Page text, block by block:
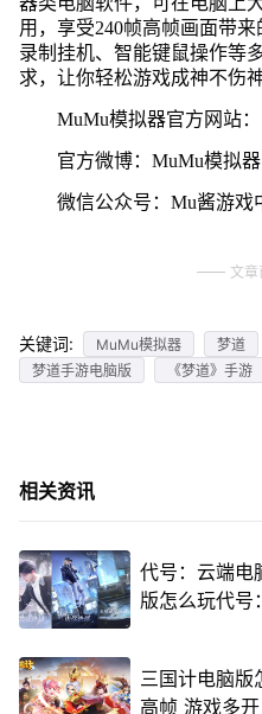
用，享受240帧高帧画面带
录制挂机、智能键鼠操作等
求，让你轻松游戏成神不伤神
MuMu模拟器官方网站：
官方微博：MuMu模拟器
微信公众号：Mu酱游戏
文章
关键词: MuMu模拟器 梦道
梦道手游电脑版
《梦道》手游
相关资讯
代号：云端电
版怎么玩代号
三国计电脑版
高帧 游戏多